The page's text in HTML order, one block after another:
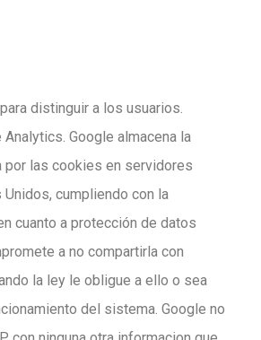
distinguir a los usuarios.
Analytics. Google almacena la
por las cookies en servidores
cumpliendo con la
cuanto a protección de datos
a no compartirla con
la ley le obligue a ello o sea
del sistema. Google no